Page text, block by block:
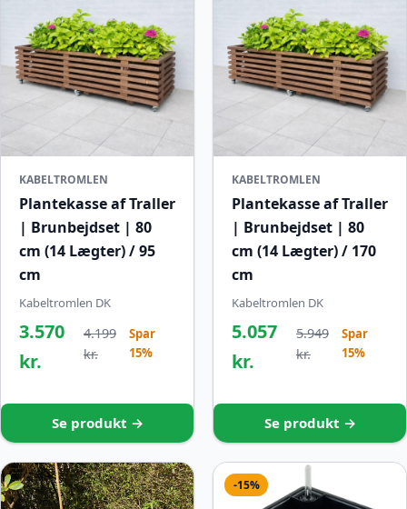
KABELTROMLEN
Plantekasse af Traller
| Brunbejdset | 80
cm (14 Lægter) / 95
cm
Kabeltromlen DK
3.570
kr.
4.199
kr.
Spar
15%
Se produkt →
KABELTROMLEN
Plantekasse af Traller
| Brunbejdset | 80
cm (14 Lægter) / 170
cm
Kabeltromlen DK
5.057
kr.
5.949
kr.
Spar
15%
Se produkt →
-15%